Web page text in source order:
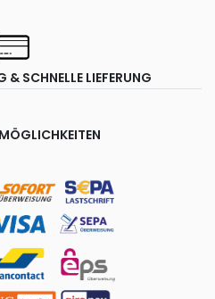
& SCHNELLE LIEFERUNG